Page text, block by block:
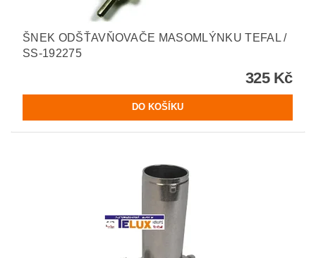
ŠNEK ODŠŤAVŇOVAČE MASOMLÝNKU TEFAL /
SS-192275
325 Kč